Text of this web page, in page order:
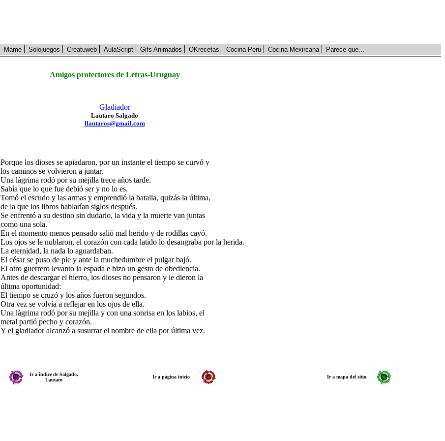
Mame Solojuegos Creatuweb AulaScript Gifs Animados OKrecetas Cocina Peru Cocina Mexircana Parece que...
Amigos protectores de Letras-Uruguay
Gladiador
Lautaro Salgado
llautaros@gmail.com
Porque los dioses se apiadaron, por un instante el tiempo se curvó y
los caminos se volvieron a juntar.
Una lágrima rodó por su mejilla trece años tarde.
Sabía que lo que fue debió ser y no lo es.
Tomó el escudo y las armas y emprendió la batalla, quizás la última,
de la que los libros hablarían siglos después.
Se enfrentó a su destino sin dudarlo, la vida y la muerte van juntas
como una sola.
En el momento menos pensado salió mal herido y de rodillas cayó.
Los ojos se le nublaron, el corazón con cada latido lo desangraba por la herida.
La eternidad, la nada lo aguardaban.
El césar se puso de pie y ante la muchedumbre el pulgar bajó.
El otro guerrero levanto la espada e hizo un gesto de obediencia.
Antes de descargar el hierro, los dioses no pensaron y le dieron la
última oportunidad:
El tiempo se cruzó y los años fueron segundos.
Otra vez se volvía a reflejar en los ojos de ella.
Una lágrima rodó por su mejilla y con una sonrisa en los labios, el
metal partió pecho y corazón.
Y el gladiador alcanzó a susurrar el nombre de ella por última vez.
Ir a índice de Salgado,
Lautaro
Ir a página inicio Ir a mapa del sitio